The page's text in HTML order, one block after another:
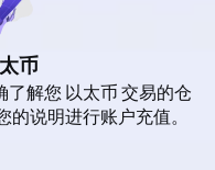
币
解您 以太币 交易的仓
说明进行账户充值。